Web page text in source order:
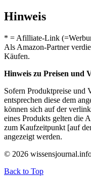
Hinweis
* = Afilliate-Link
Als Amazon-Partner
Käufen.
Hinweis zu Preisen und
Sofern Produktpreise und
entsprechen diese dem
können sich auf der
eines Produkts gelten die
zum Kaufzeitpunkt [auf
angezeigt werden.
© 2026
Back to Top